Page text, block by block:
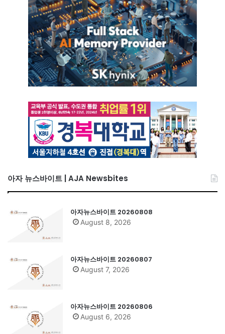
아자 뉴스바이트 | AJA Newsbites
아자뉴스바이트 20260808
August 8, 2026
아자뉴스바이트 20260807
August 7, 2026
아자뉴스바이트 20260806
August 6, 2026